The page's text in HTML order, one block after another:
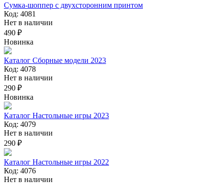
Сумка-шоппер с двухсторонним принтом
Код: 4081
Нет в наличии
490 ₽
Новинка
Каталог Сборные модели 2023
Код: 4078
Нет в наличии
290 ₽
Новинка
Каталог Настольные игры 2023
Код: 4079
Нет в наличии
290 ₽
Каталог Настольные игры 2022
Код: 4076
Нет в наличии